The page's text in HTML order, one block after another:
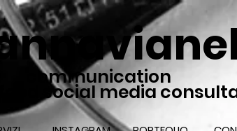
communication
food social media